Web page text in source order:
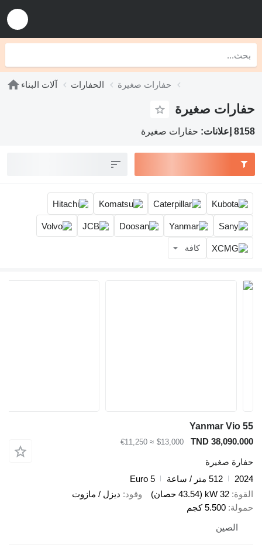
آلات البناء الحفارات حفارات صغيرة
حفارات صغيرة
8158 إعلانات: حفارات صغيرة
كافة
Yanmar Vio 55
TND 38,090.000
$13,000
≈ €11,250
حفارة صغيرة
2024
512 متر / ساعة
Euro 5
القوة 32 kW (43.54 حصان) وقود ديزل / مازوت
حمولة 5.500 كجم
الصين